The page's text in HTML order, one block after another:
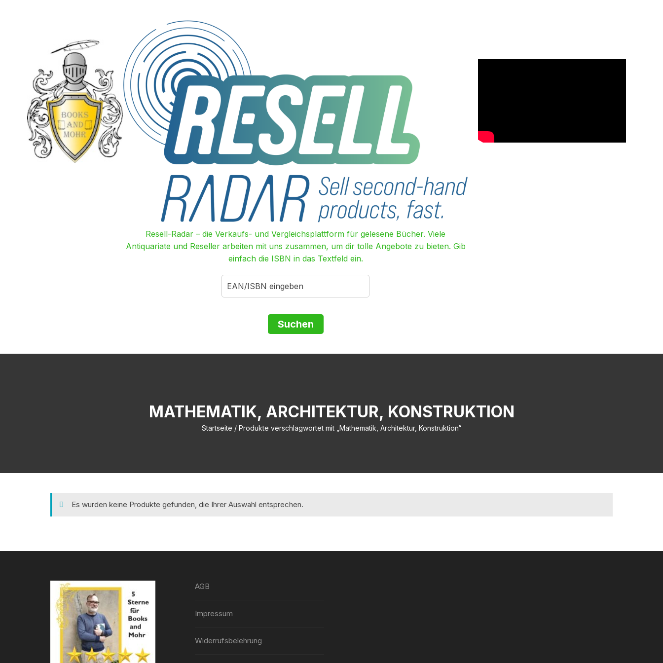
Resell-Radar – die Verkaufs- und Vergleichsplattform für gelesene Bücher. Viele
Antiquariate und Reseller arbeiten mit uns zusammen, um dir tolle Angebote zu bieten. Gib
einfach die ISBN in das Textfeld ein.
MATHEMATIK, ARCHITEKTUR, KONSTRUKTION
Startseite / Produkte verschlagwortet mit „Mathematik, Architektur, Konstruktion“
Es wurden keine Produkte gefunden, die Ihrer Auswahl entsprechen.
AGB
Impressum
Widerrufsbelehrung